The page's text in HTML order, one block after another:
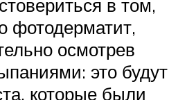
в том,
фотодерматит,
осмотрев
это будут
которые были